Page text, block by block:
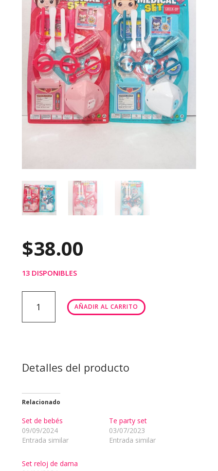
$38.00
13 DISPONIBLES
cantidad
AÑADIR AL CARRITO
Detalles del producto
Relacionado
Set de bebés
09/09/2024
Entrada similar
Te party set
03/07/2023
Entrada similar
Set reloj de dama